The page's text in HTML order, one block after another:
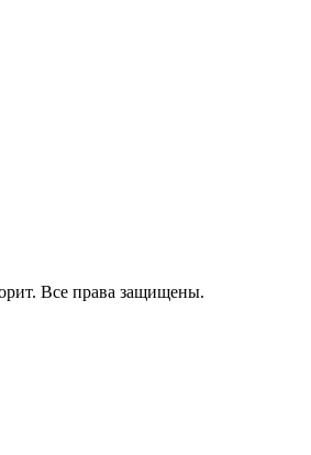
Все права защищены.